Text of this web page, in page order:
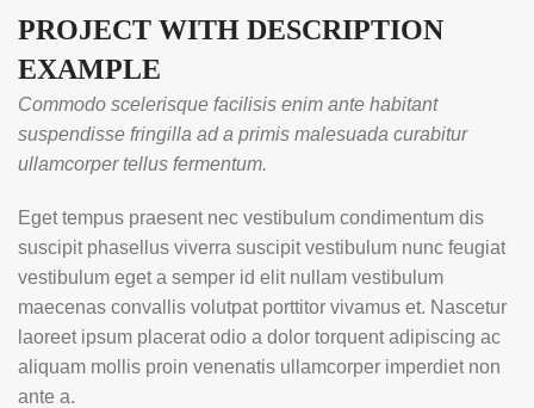
PROJECT WITH DESCRIPTION
EXAMPLE
Commodo scelerisque facilisis enim ante habitant
suspendisse fringilla ad a primis malesuada curabitur
ullamcorper tellus fermentum.
Eget tempus praesent nec vestibulum condimentum dis
suscipit phasellus viverra suscipit vestibulum nunc feugiat
vestibulum eget a semper id elit nullam vestibulum
maecenas convallis volutpat porttitor vivamus et. Nascetur
laoreet ipsum placerat odio a dolor torquent adipiscing ac
aliquam mollis proin venenatis ullamcorper imperdiet non
ante a.